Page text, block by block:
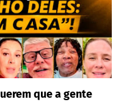
que a gente